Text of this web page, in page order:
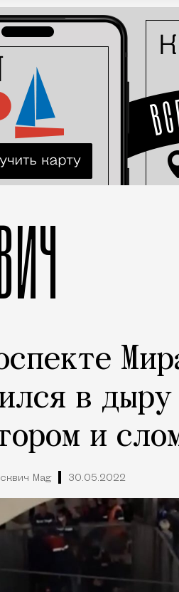
в
и
Mag 30.05.2022